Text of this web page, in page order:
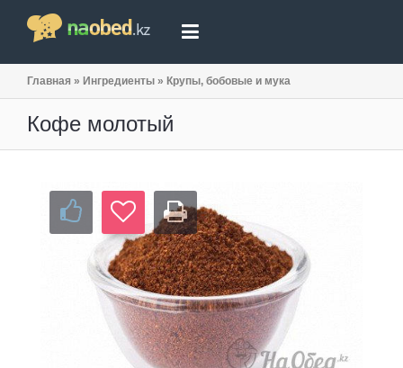
Главная » Ингредиенты » Крупы, бобовые и мука
Кофе молотый